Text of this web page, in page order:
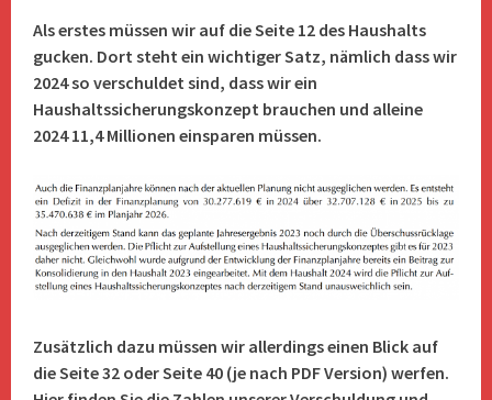
Als erstes müssen wir auf die Seite 12 des Haushalts
gucken. Dort steht ein wichtiger Satz, nämlich dass wir
2024 so verschuldet sind, dass wir ein
Haushaltssicherungskonzept brauchen und alleine
2024 11,4 Millionen einsparen müssen.
Zusätzlich dazu müssen wir allerdings einen Blick auf
die Seite 32 oder Seite 40 (je nach PDF Version) werfen.